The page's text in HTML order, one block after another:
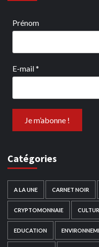
Prénom
E-mail*
Catégories
A LA UNE CARNET NOIR
CRYPTOMONNAIE
EDUCATION